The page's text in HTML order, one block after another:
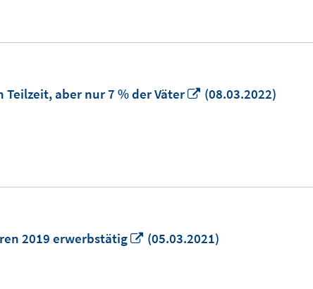
aber nur 7 % der Väter
In
(08.03.2022)
2019 erwerbstätig
In
(05.03.2021)